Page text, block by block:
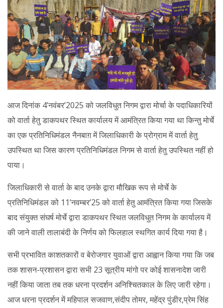
आज दिनांक 4’नवंबर’2025 को जलविधुत निगम द्वारा मोर्चा के पदाधिकारियों
को वार्ता हेतु डाकपथर स्थित कार्यालय में आमंत्रित किया गया था किन्तु मोर्चे
का एक प्रतिनिधिमंडल नैनबाग़ में जिलाधिकारी के प्रोग्राम में वार्ता हेतु
उपस्थित था जिस कारण प्रतिनिधिमंडल निगम से वार्ता हेतु उपस्थित नहीं हो
पाया।
जिलाधिकारी से वार्ता के बाद उनके द्वारा मौखिक रूप से मोर्चे के
प्रतिनिधिमंडल को 11’नवम्बर’25 को वार्ता हेतु आमंत्रित किया गया जिसके
बाद संयुक्त संघर्ष मोर्चे द्वारा डाकपथर स्थित जलविधुत निगम के कार्यालय में
की जाने वाली तालाबंदी के निर्णय को फिलहाल स्थगित कार्य दिया गया है।
सभी प्रभावित काशतकारों व बेरोजगार युवाओं द्वारा आह्वान किया गया कि जब
तक शासन-प्रशासन द्वारा सभी 23 सूत्रीय मांगो पर कोई शासनादेश जारी
नहीं किया जाता तब तक धरना प्रदर्शन अनिश्चितकाल के लिए जारी रहेगा।
आज धरना प्रदर्शन में महिपाल सजवाण,संदीप तोमर, महेंद्र पुंडीर,प्रेम सिंह